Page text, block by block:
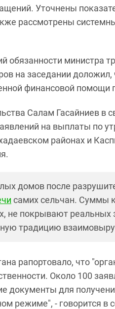
Уточнены
рассмотрены
министра
на заседании
финансовой помощи
Салам Гасайниев в
на выплаты по
районах и
домов после
самих сельчан. Суммы
не покрывают реальных
традицию
рапортовало, что
Около 100
документы для
режиме", - говорится в